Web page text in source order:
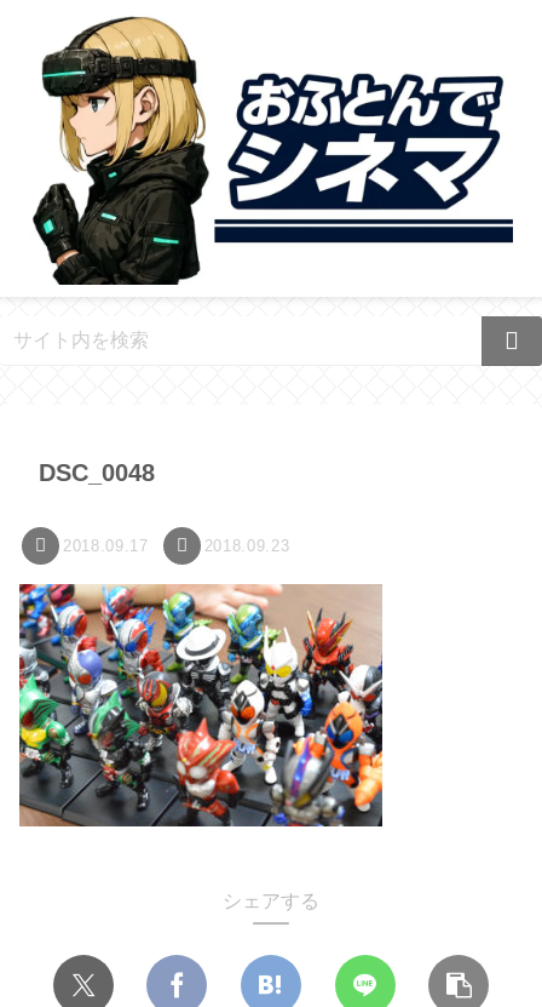
DSC_0048
2018.09.17 2018.09.23
シェアする